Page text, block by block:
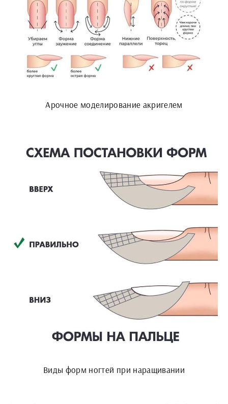
Арочное моделирование акригелем
Виды форм ногтей при наращивании